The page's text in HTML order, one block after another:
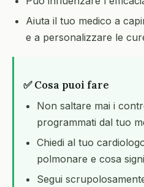
Aiuta il tuo medico a
e a personalizzare le
✅ Cosa puoi fare
Non saltare mai i
programmati dal tuo
Chiedi al tuo
polmonare e cosa
Segui